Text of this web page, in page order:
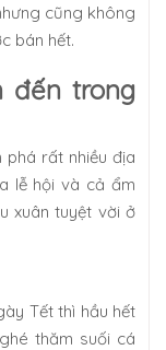
cũng không
bán hết.
đến trong
phá rất nhiều địa
lễ hội và cả ẩm
xuân tuyệt vời ở
Tết thì hầu hết
thăm suối cá